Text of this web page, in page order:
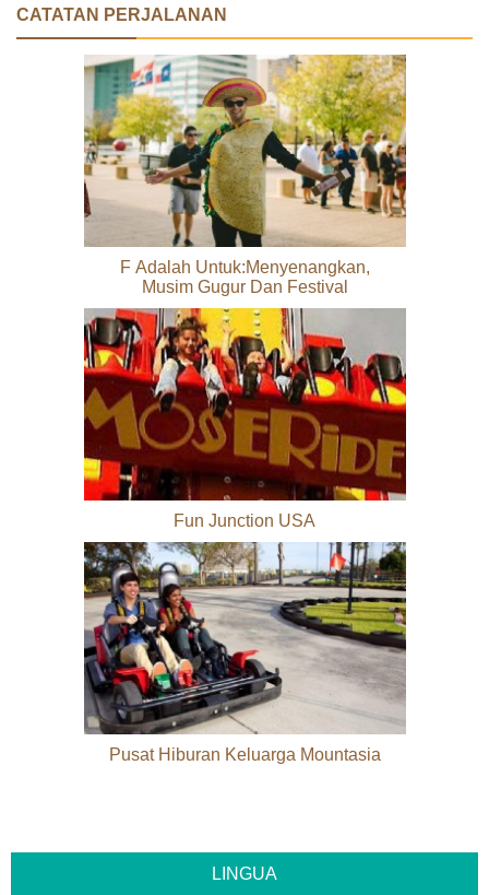
CATATAN PERJALANAN
F Adalah Untuk:Menyenangkan,
Musim Gugur Dan Festival
Fun Junction USA
Pusat Hiburan Keluarga Mountasia